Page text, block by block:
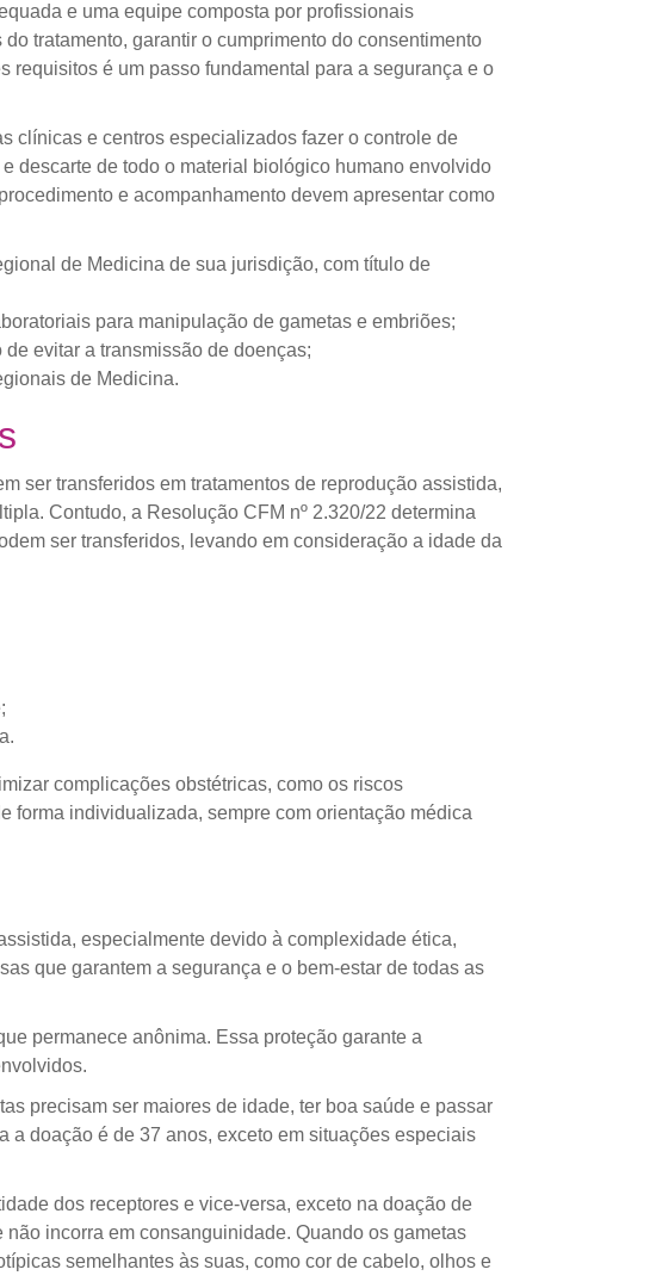
e uma equipe composta por profissionais
tratamento, garantir o cumprimento do consentimento
requisitos é um passo fundamental para a segurança e o
clínicas e centros especializados fazer o controle de
descarte de todo o material biológico humano envolvido
e acompanhamento devem apresentar como
de Medicina de sua jurisdição, com título de
para manipulação de gametas e embriões;
evitar a transmissão de doenças;
de Medicina.
ser transferidos em tratamentos de reprodução assistida,
Contudo, a Resolução CFM nº 2.320/22 determina
ser transferidos, levando em consideração a idade da
complicações obstétricas, como os riscos
forma individualizada, sempre com orientação médica
especialmente devido à complexidade ética,
que garantem a segurança e o bem-estar de todas as
permanece anônima. Essa proteção garante a
precisam ser maiores de idade, ter boa saúde e passar
doação é de 37 anos, exceto em situações especiais
dos receptores e vice-versa, exceto na doação de
incorra em consanguinidade. Quando os gametas
semelhantes às suas, como cor de cabelo, olhos e